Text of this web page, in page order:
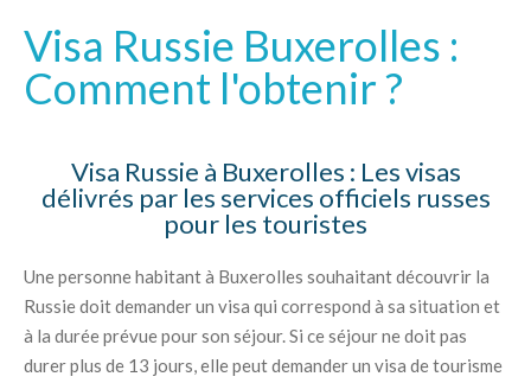
Visa Russie Buxerolles :
Comment l'obtenir ?
Visa Russie à Buxerolles : Les visas
délivrés par les services officiels russes
pour les touristes
Une personne habitant à Buxerolles souhaitant découvrir la
Russie doit demander un visa qui correspond à sa situation et
à la durée prévue pour son séjour. Si ce séjour ne doit pas
durer plus de 13 jours, elle peut demander un visa de tourisme